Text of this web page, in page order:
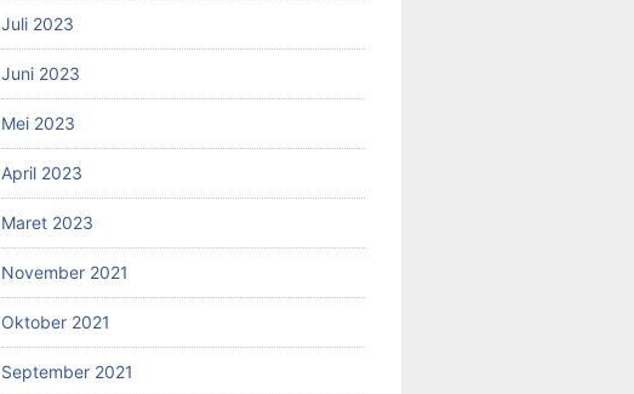
Juli 2023
Juni 2023
Mei 2023
April 2023
Maret 2023
November 2021
Oktober 2021
September 2021